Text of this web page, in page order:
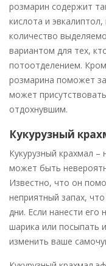
розмарин содержит
кислота и
количество
вариантом для тех,
потоотделением.
розмарина поможет
может
отдохнувшим.
Кукурузный
Кукурузный крахмал
может быть
Известно, что он
неприятный запах,
дни. Если нанести
шарика или посыпать
изменить ваше